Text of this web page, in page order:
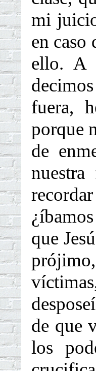
mi
en caso
ello. A
fuera,
porque
de
nuestra
que
de que
los